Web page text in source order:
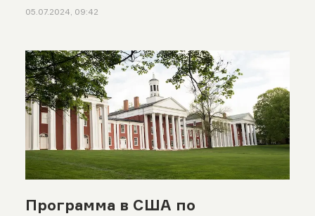
05.07.2024, 09:42
Программа в США по